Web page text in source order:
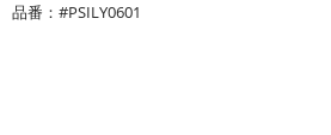
ト・
品番：#PSILY0601